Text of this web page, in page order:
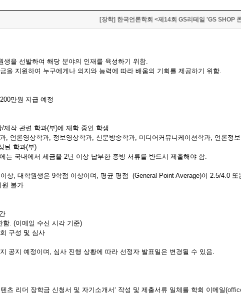
[장학] 한국언론학회 <제14회 GS리테일 'GS SHOP
생을 선발하여 해당 분야의 인재를 육성하기 위함.
을 지원하여 누구에게나 의지와 능력에 따라 배움의 기회를 제공하기 위함.
만원 지급 예정
작 관련 학과(부)에 재학 중인 학생
언론영상학과, 정보영상학과, 신문방송학과, 미디어커뮤니케이션학과, 언론정
된 학과(부)
국내에서 세금을 2년 이상 납부한 증빙 서류를 반드시 제출해야 함.
상, 대학원생은 9학점 이상이며, 평균 평점 (General Point Average)이 2.5/4.0 또
불가
함. (이메일 수신 시각 기준)
구성 및 심사
공지 예정이며, 심사 진행 상황에 따라 선정자 발표일은 변경될 수 있음.
츠 리더 장학금 신청서 및 자기소개서‘ 작성 및 제출서류 일체를 학회 이메일(